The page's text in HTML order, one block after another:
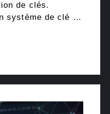
de clés.
système de clé …